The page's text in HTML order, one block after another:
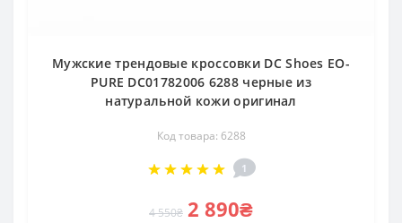
Мужские трендовые кроссовки DC Shoes EO-
PURE DC01782006 6288 черные из
натуральной кожи оригинал
Код товара: 6288
1
4 550₴ 2 890₴